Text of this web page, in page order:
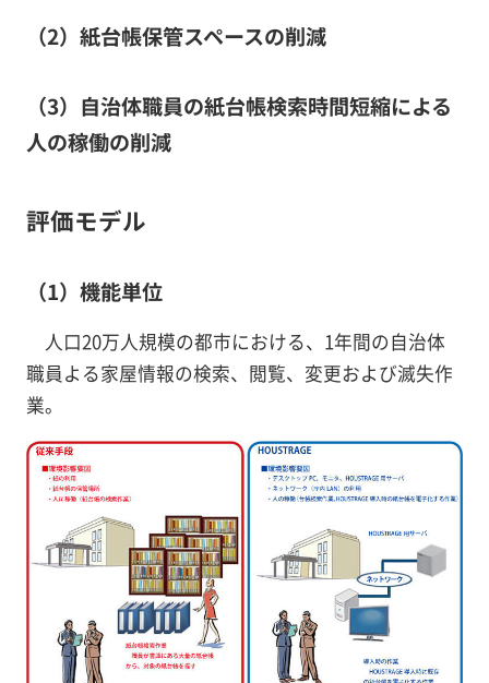
（2）紙台帳保管スペースの削減
（3）自治体職員の紙台帳検索時間短縮による
人の稼働の削減
評価モデル
（1）機能単位
人口20万人規模の都市における、1年間の自治体
職員よる家屋情報の検索、閲覧、変更および滅失作
業。